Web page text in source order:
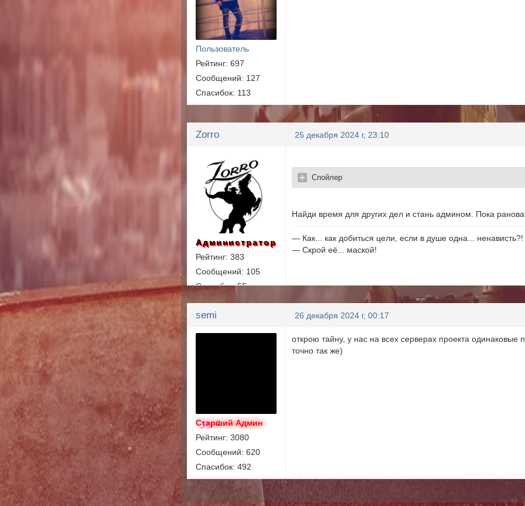
Пользователь
Рейтинг: 697
Сообщений: 127
Спасибок: 113
Zorro 25 декабря 2024 г, 23:10
Администратор
Рейтинг: 383
Сообщений: 105
Спасибок: 55
Спойлер
Найди время для других дел и стань админом. Пока
— Как... как добиться цели, если в душе одна... ненависть?!
— Скрой её... маской!
semi 26 декабря 2024 г, 00:17
Старший Админ
Рейтинг: 3080
Сообщений: 620
Спасибок: 492
открою тайну, у нас на всех серверах проекта
точно так же)